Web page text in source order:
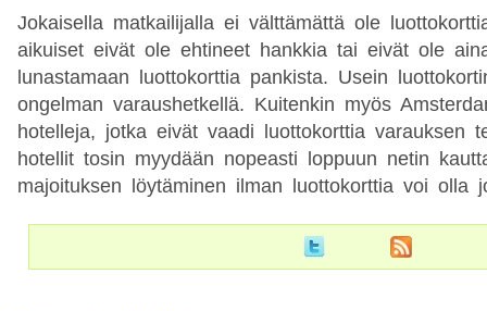
Jokaisella matkailijalla ei välttämättä ole
aikuiset eivät ole ehtineet hankkia tai eivät ole
lunastamaan luottokorttia pankista. Usein
ongelman varaushetkellä. Kuitenkin myös
hotelleja, jotka eivät vaadi luottokorttia varauksen
hotellit tosin myydään nopeasti loppuun netin
majoituksen löytäminen ilman luottokorttia voi olla